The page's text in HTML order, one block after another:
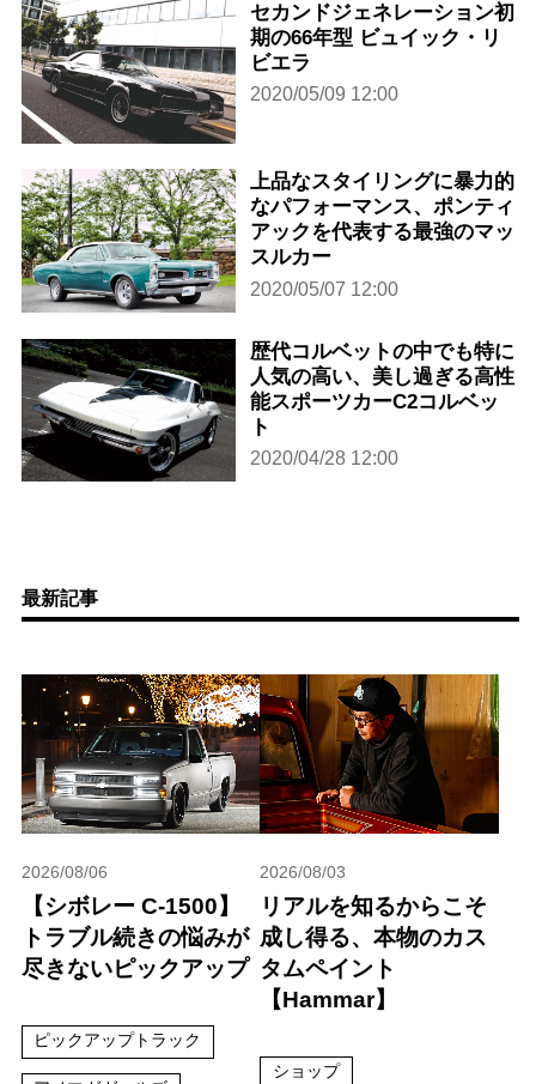
セカンドジェネレーション初
期の66年型 ビュイック・リ
ビエラ
2020/05/09 12:00
上品なスタイリングに暴力的
なパフォーマンス、ポンティ
アックを代表する最強のマッ
スルカー
2020/05/07 12:00
歴代コルベットの中でも特に
人気の高い、美し過ぎる高性
能スポーツカーC2コルベッ
ト
2020/04/28 12:00
最新記事
2026/08/06
【シボレー C-1500】
トラブル続きの悩みが
尽きないピックアップ
ピックアップトラック
2026/08/03
リアルを知るからこそ
成し得る、本物のカス
タムペイント
【Hammar】
ショップ